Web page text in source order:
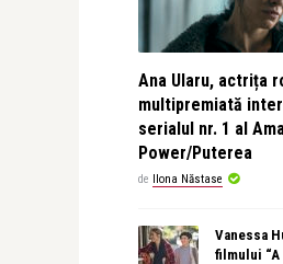
Ana Ularu, actrița
multipremiată
serialul nr. 1 al
Power/Puterea
de Ilona Năstase
Vanessa
filmului “A